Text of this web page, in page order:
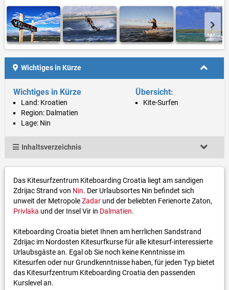
Wichtiges in Kürze
Wichtiges in Kürze
Land: Kroatien
Region: Dalmatien
Lage: Nin
Übersicht:
Kite-Surfen
Inhaltsverzeichnis
Das Kitesurfzentrum Kiteboarding Croatia liegt am sandigen
Zdrijac Strand von Nin. Der Urlaubsortes Nin befindet sich
unweit der MetropoleZadarund der beliebten Ferienorte Zaton,
Privlaka und der Insel Vir in Dalmatien.
Kiteboarding Croatia bietet Ihnen am herrlichen Sandstrand
Zdrijac im Nordosten Kitesurfkurse für alle kitesurf-interessierte
Urlaubsgäste an. Egal ob Sie noch keine Kenntnisse im
Kitesurfen oder nur Grundkenntnisse haben, für jeden Typ bietet
das Kitesurfzentrum Kiteboarding Croatia den passenden
Kurslevel an.